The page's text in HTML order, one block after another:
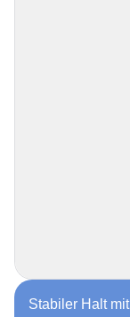
Stabiler Halt